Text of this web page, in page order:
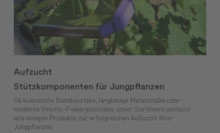
Aufzucht
Stützkomponenten für Jungpflanzen
Ob klassische Bambusstäbe, langlebige Metallstäbe oder
moderne Vinotto-Fieberglasstäbe, unser Sortiment umfasst
alle nötigen Produkte zur erfolgreichen Aufzucht Ihrer
Jungpflanzen.